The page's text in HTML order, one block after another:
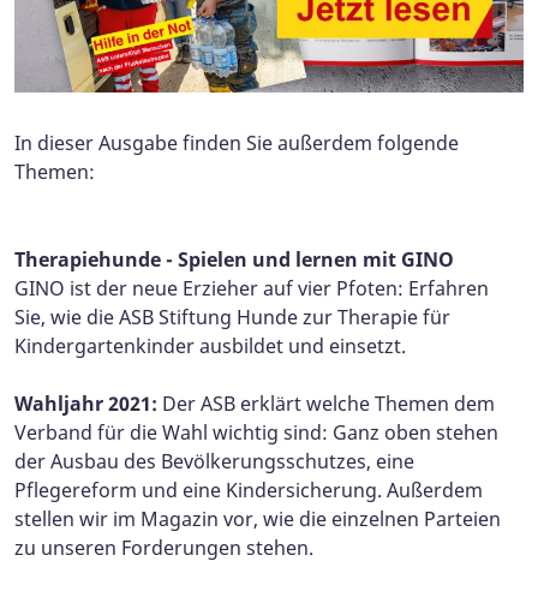
In dieser Ausgabe finden Sie außerdem folgende
Themen:
Therapiehunde - Spielen und lernen mit GINO
GINO ist der neue Erzieher auf vier Pfoten: Erfahren
Sie, wie die ASB Stiftung Hunde zur Therapie für
Kindergartenkinder ausbildet und einsetzt.
Wahljahr 2021: Der ASB erklärt welche Themen dem
Verband für die Wahl wichtig sind: Ganz oben stehen
der Ausbau des Bevölkerungsschutzes, eine
Pflegereform und eine Kindersicherung. Außerdem
stellen wir im Magazin vor, wie die einzelnen Parteien
zu unseren Forderungen stehen.